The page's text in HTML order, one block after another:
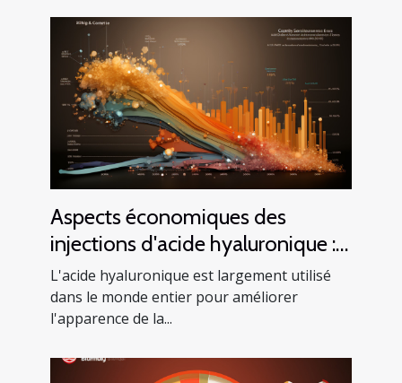
Aspects économiques des
injections d'acide hyaluronique :
Analyse du coût et du bénéfice
L'acide hyaluronique est largement utilisé
dans le monde entier pour améliorer
l'apparence de la...